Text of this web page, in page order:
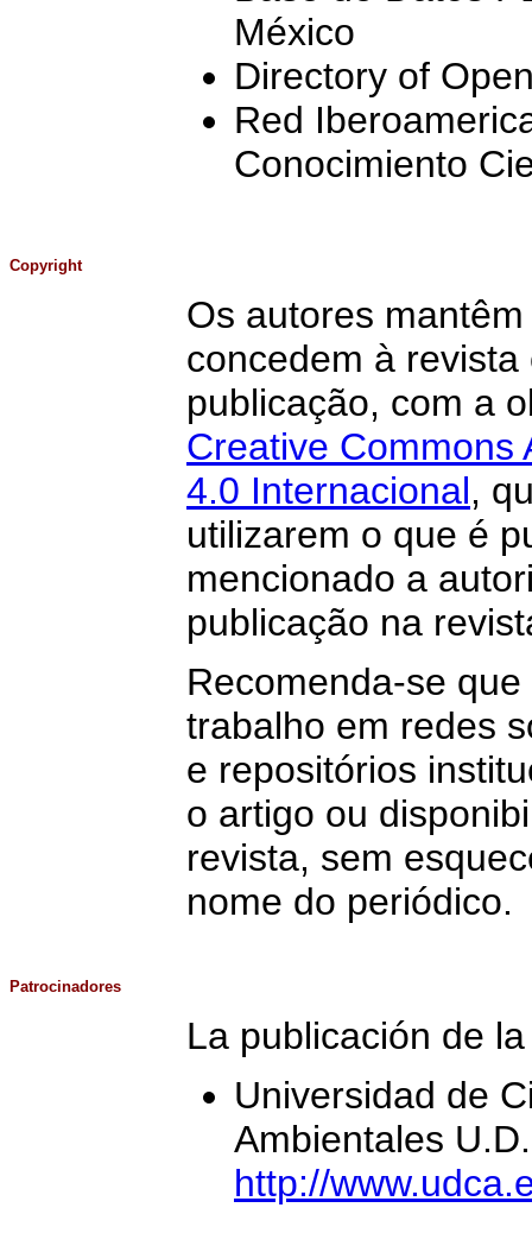
México
Directory of
Red
Conocimiento
Copyright
Os autores
concedem à
publicação, com a
Creative Commons
4.0 Internacional,
utilizarem o que é
mencionado a
publicação na
Recomenda-se
trabalho em redes
e repositórios
o artigo ou
revista, sem
nome do periódico.
Patrocinadores
La publicación de
Universidad de
Ambientales
http://